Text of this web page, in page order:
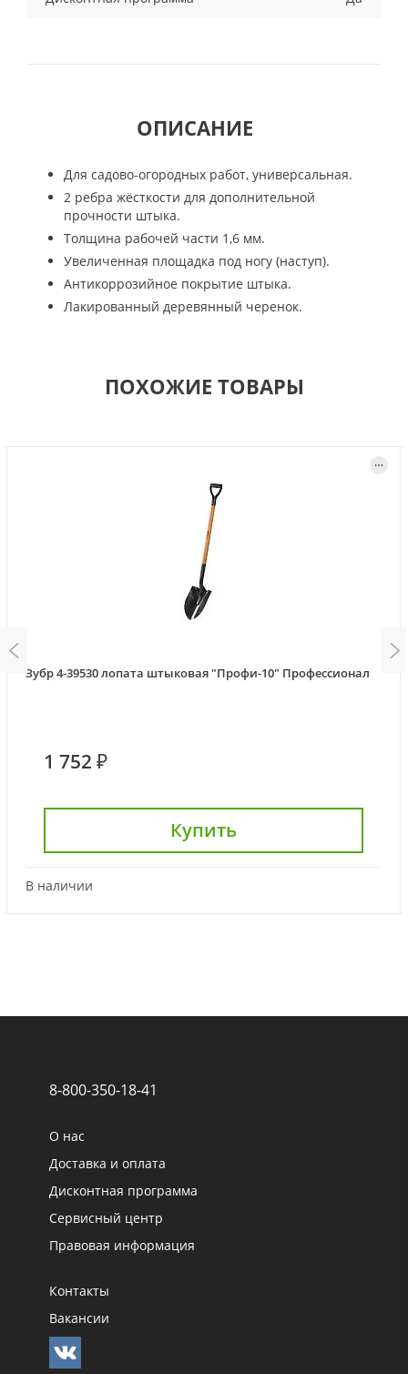
ОПИСАНИЕ
Для садово-огородных работ, универсальная.
2 ребра жёсткости для дополнительной
прочности штыка.
Толщина рабочей части 1,6 мм.
Увеличенная площадка под ногу (наступ).
Антикоррозийное покрытие штыка.
Лакированный деревянный черенок.
ПОХОЖИЕ ТОВАРЫ
Зубр 4-39530 лопата штыковая "Профи-10" Профессионал
1 752 ₽
Купить
В наличии
8-800-350-18-41
О нас
Доставка и оплата
Дисконтная программа
Сервисный центр
Правовая информация
Контакты
Вакансии